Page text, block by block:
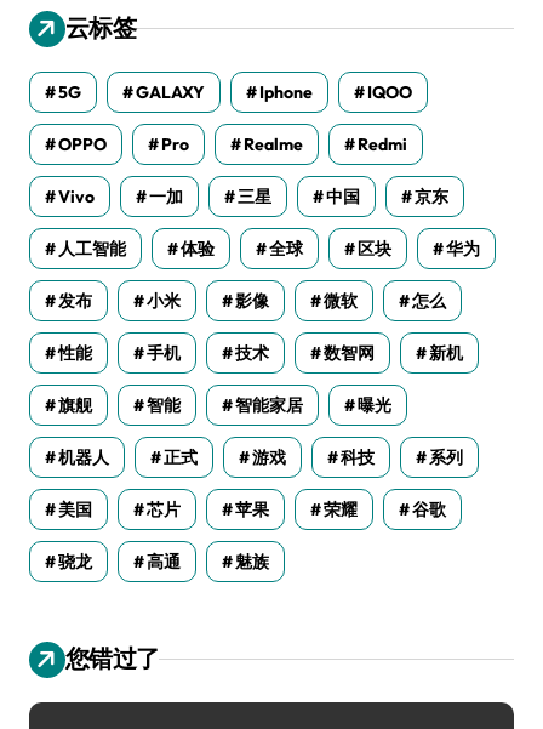
云标签
5G GALAXY Iphone IQOO
OPPO Pro Realme Redmi
Vivo 一加 三星 中国 京东
人工智能 体验 全球 区块 华为
发布 小米 影像 微软 怎么
性能 手机 技术 数智网 新机
旗舰 智能 智能家居 曝光
机器人 正式 游戏 科技 系列
美国 芯片 苹果 荣耀 谷歌
骁龙 高通 魅族
您错过了